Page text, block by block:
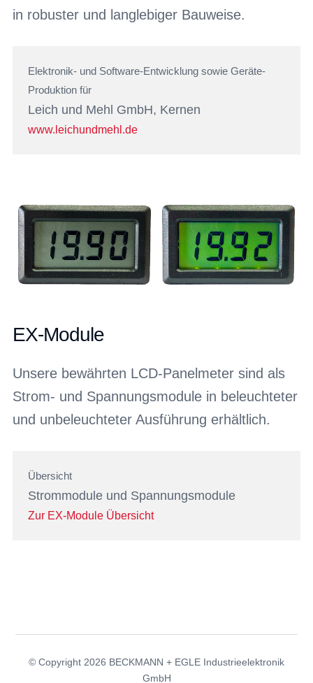
in robuster und langlebiger Bauweise.
Elektronik- und Software-Entwicklung sowie Geräte-
Produktion für
Leich und Mehl GmbH, Kernen
www.leichundmehl.de
EX-Module
Unsere bewährten LCD-Panelmeter sind als
Strom- und Spannungsmodule in beleuchteter
und unbeleuchteter Ausführung erhältlich.
Übersicht
Strommodule und Spannungsmodule
Zur EX-Module Übersicht
© Copyright 2026 BECKMANN + EGLE Industrieelektronik
GmbH